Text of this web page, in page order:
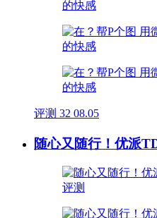
评测 32 08.05
随心又随行！优派